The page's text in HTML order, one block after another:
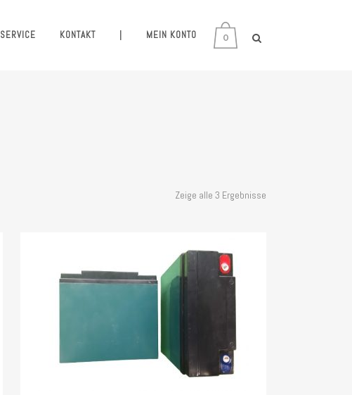
0
SERVICE KONTAKT MEIN KONTO
Zeige alle 3 Ergebnisse